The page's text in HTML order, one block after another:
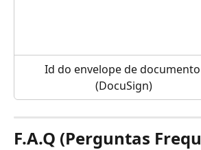
Id do envelope de documento
(DocuSign)
F.A.Q (Perguntas